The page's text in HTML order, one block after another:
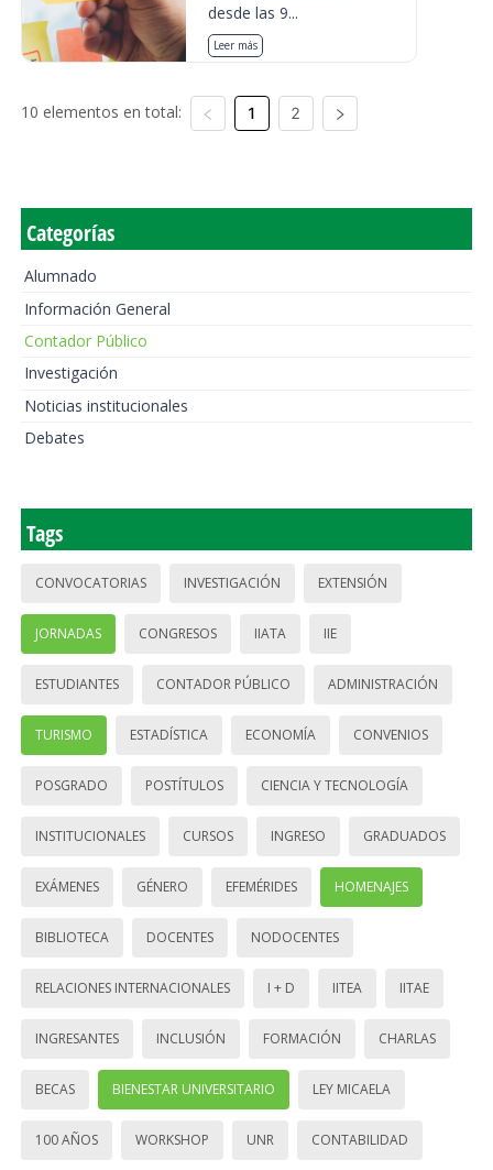
desde las 9...
Leer más
10 elementos en total: 1 2
Categorías
Alumnado
Información General
Contador Público
Investigación
Noticias institucionales
Debates
Tags
CONVOCATORIAS INVESTIGACIÓN EXTENSIÓN
JORNADAS CONGRESOS IIATA IIE
ESTUDIANTES CONTADOR PÚBLICO ADMINISTRACIÓN
TURISMO ESTADÍSTICA ECONOMÍA CONVENIOS
POSGRADO POSTÍTULOS CIENCIA Y TECNOLOGÍA
INSTITUCIONALES CURSOS INGRESO GRADUADOS
EXÁMENES GÉNERO EFEMÉRIDES HOMENAJES
BIBLIOTECA DOCENTES NODOCENTES
RELACIONES INTERNACIONALES I + D IITEA IITAE
INGRESANTES INCLUSIÓN FORMACIÓN CHARLAS
BECAS BIENESTAR UNIVERSITARIO LEY MICAELA
100 AÑOS WORKSHOP UNR CONTABILIDAD